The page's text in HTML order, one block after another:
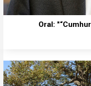
Oral: